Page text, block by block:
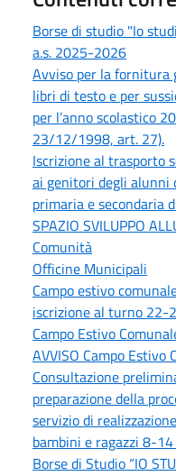
Borse di studio "Io
a.s. 2025-2026
Avviso per la fornitura
libri di testo e per
per l’anno scolastico
23/12/1998, art. 27).
Iscrizione al trasporto
ai genitori degli alunni
primaria e secondaria
SPAZIO SVILUPPO
Comunità
Officine Municipali
Campo estivo
iscrizione al turno 22-
Campo Estivo
AVVISO Campo
Consultazione
preparazione della
servizio di
bambini e ragazzi 8-
Borse di Studio “IO